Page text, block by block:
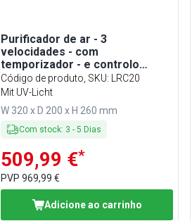
Purificador de ar - 3
velocidades - com
temporizador - e controlo
remoto - + UV‑C - até 45m²
Código de produto, SKU: LRC20
Mit UV-Licht
W 320 x D 200 x H 260 mm
Com stock: 3 - 5 Dias
509,99 €*
PVP 969,99 €
Adicione ao carrinho